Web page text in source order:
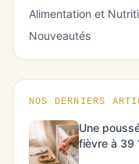
Alimentation et
Nouveautés
NOS DERNIERS
Une
fièvre à 39